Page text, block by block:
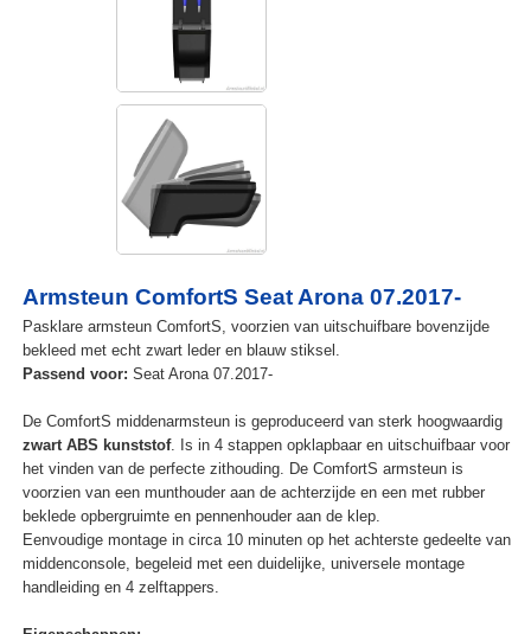
Armsteun ComfortS Seat Arona 07.2017-
Pasklare armsteun ComfortS, voorzien van uitschuifbare bovenzijde
bekleed met echt zwart leder en blauw stiksel.
Passend voor: Seat Arona 07.2017-
De ComfortS middenarmsteun is geproduceerd van sterk hoogwaardig
zwart ABS kunststof. Is in 4 stappen opklapbaar en uitschuifbaar voor
het vinden van de perfecte zithouding. De ComfortS armsteun is
voorzien van een munthouder aan de achterzijde en een met rubber
beklede opbergruimte en pennenhouder aan de klep.
Eenvoudige montage in circa 10 minuten op het achterste gedeelte van
middenconsole, begeleid met een duidelijke, universele montage
handleiding en 4 zelftappers.